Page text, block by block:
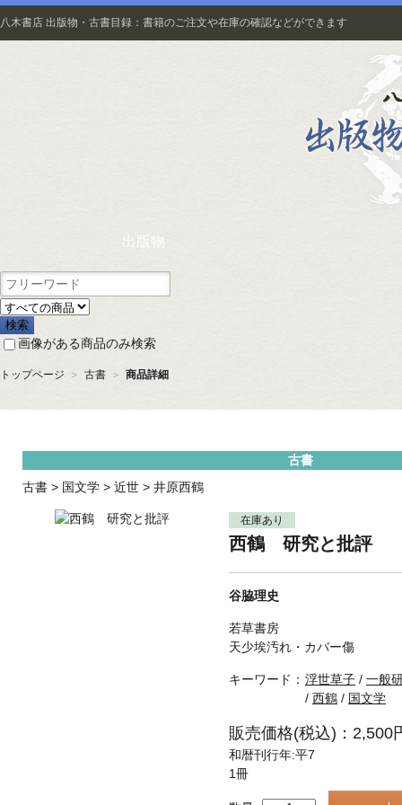
八木書店 出版物・古書目録：書籍のご注文や在庫の確認などができます
出版物
画像がある商品のみ検索
トップページ ＞ 古書 ＞ 商品詳細
古書
古書 > 国文学 > 近世 > 井原西鶴
在庫あり
西鶴 研究と批評
谷脇理史
若草書房
天少埃汚れ・カバー傷
キーワード： 浮世草子 / 一般
/ 西鶴 / 国文学
販売価格(税込)：2,500
和暦刊行年:平7
1冊